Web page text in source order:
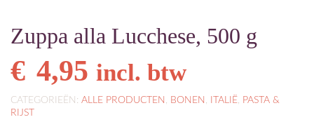
Zuppa alla Lucchese, 500 g
€ 4,95 incl. btw
CATEGORIEËN: ALLE PRODUCTEN , BONEN , ITALIË, PASTA &
RIJST